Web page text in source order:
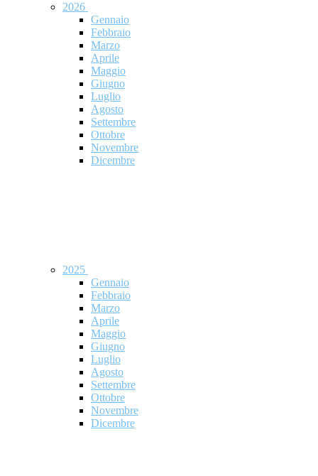
2026
Gennaio
Febbraio
Marzo
Aprile
Maggio
Giugno
Luglio
Agosto
Settembre
Ottobre
Novembre
Dicembre
2025
Gennaio
Febbraio
Marzo
Aprile
Maggio
Giugno
Luglio
Agosto
Settembre
Ottobre
Novembre
Dicembre